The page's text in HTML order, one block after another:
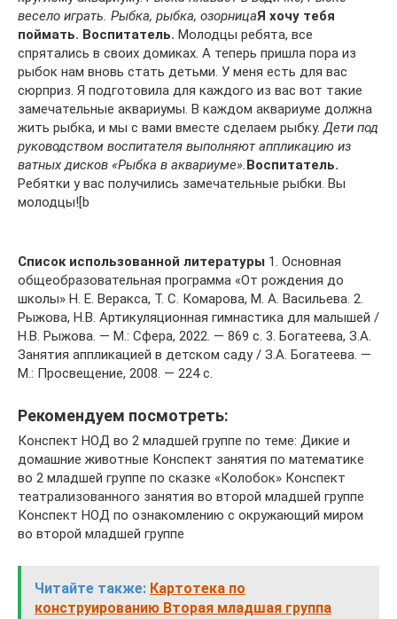
весело играть. Рыбка, рыбка, озорницаЯ хочу тебя
поймать. Воспитатель. Молодцы ребята, все
спрятались в своих домиках. А теперь пришла пора из
рыбок нам вновь стать детьми. У меня есть для вас
сюрприз. Я подготовила для каждого из вас вот такие
замечательные аквариумы. В каждом аквариуме должна
жить рыбка, и мы с вами вместе сделаем рыбку.Дети под
руководством воспитателя выполняют аппликацию из
ватных дисков «Рыбка в аквариуме».Воспитатель.
Ребятки у вас получились замечательные рыбки. Вы
молодцы![b
Список использованной литературы 1. Основная
общеобразовательная программа «От рождения до
школы» Н. Е. Веракса, Т. С. Комарова, М. А. Васильева. 2.
Рыжова, Н.В. Артикуляционная гимнастика для малышей /
Н.В. Рыжова. — М.: Сфера, 2022. — 869 c. 3. Богатеева, З.А.
Занятия аппликацией в детском саду / З.А. Богатеева. —
М.: Просвещение, 2008. — 224 с.
Рекомендуем посмотреть:
Конспект НОД во 2 младшей группе по теме: Дикие и
домашние животные Конспект занятия по математике
во 2 младшей группе по сказке «Колобок» Конспект
театрализованного занятия во второй младшей группе
Конспект НОД по ознакомлению с окружающий миром
во второй младшей группе
Читайте также: Картотека по
конструированию Вторая младшая группа